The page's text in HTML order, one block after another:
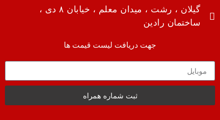
گیلان ، رشت ، میدان معلم ، خیابان ۸ دی ،
ساختمان رادین
جهت دریافت لیست قیمت ها
ثبت شماره همراه